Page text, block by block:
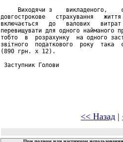
Виходячи з    викладеного,
довгострокове   страхування
включається   до   валових
перевищувати для одного
тобто  в  розрахунку  на одного
звітного  податкового  року
(890 грн. х 12).
Заступник Голови
<< Назад |